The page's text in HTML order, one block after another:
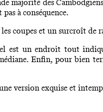
majorité des
à conséquence.
coupes et un surcroît de
est un endroit tout
Enfin, pour bien
version exquise et